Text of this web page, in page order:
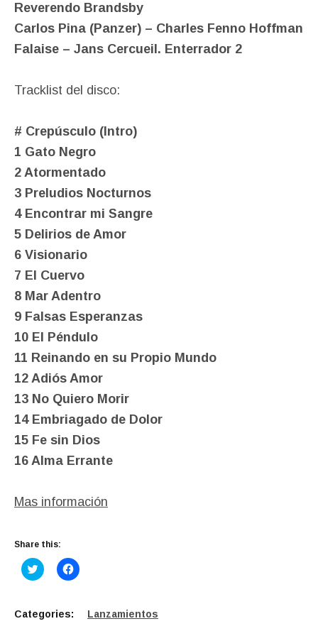
Reverendo Brandsby
Carlos Pina (Panzer) – Charles Fenno Hoffman
Falaise – Jans Cercueil. Enterrador 2
Tracklist del disco:
# Crepúsculo (Intro)
1 Gato Negro
2 Atormentado
3 Preludios Nocturnos
4 Encontrar mi Sangre
5 Delirios de Amor
6 Visionario
7 El Cuervo
8 Mar Adentro
9 Falsas Esperanzas
10 El Péndulo
11 Reinando en su Propio Mundo
12 Adiós Amor
13 No Quiero Morir
14 Embriagado de Dolor
15 Fe sin Dios
16 Alma Errante
Mas información
Share this:
C
l
t
o
C
l
Categories:
Lanzamientos